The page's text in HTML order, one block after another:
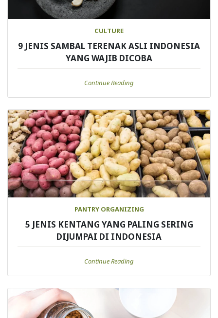
CULTURE
9 JENIS SAMBAL TERENAK ASLI INDONESIA
YANG WAJIB DICOBA
Continue Reading
PANTRY ORGANIZING
5 JENIS KENTANG YANG PALING SERING
DIJUMPAI DI INDONESIA
Continue Reading